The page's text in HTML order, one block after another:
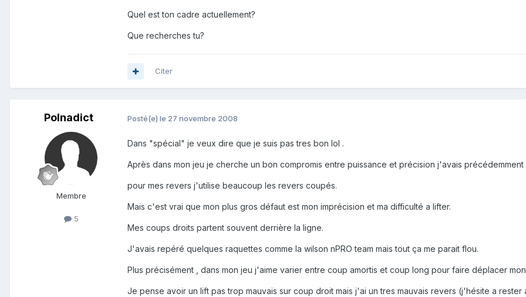
Quel est ton cadre actuellement?
Que recherches tu?
Citer
Polnadict
Membre
5
Posté(e) le 27 novembre 2008
Dans "spécial" je veux dire que je suis pas tres bon lol .
Après dans mon jeu je cherche un bon compromis entre puissance et précision j'avais précédemment
pour mes revers j'utilise beaucoup les revers coupés.
Mais c'est vrai que mon plus gros défaut est mon imprécision et ma difficulté a lifter.
Mes coups droits partent souvent derrière la ligne.
J'avais repéré quelques raquettes comme la wilson nPRO team mais tout ça me parait flou.
Plus précisément , dans mon jeu j'aime varier entre coup amortis et coup long pour faire déplacer
Je pense avoir un lift pas trop mauvais sur coup droit mais j'ai un tres mauvais revers (j'hésite a rester